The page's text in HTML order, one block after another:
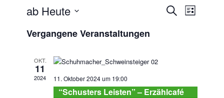
Suche
List
ab Heute
wählen.
Vergangene Veranstaltungen
OKT.
11
2024 11. Oktober 2024 um 19:00
“Schusters Leisten” – Erzählcafé